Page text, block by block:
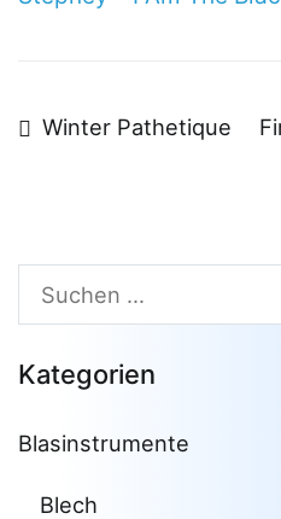
Winter Pathetique
Suchen
nach:
Kategorien
Blasinstrumente
Blech